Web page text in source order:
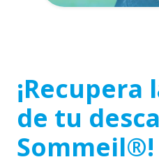
¡Recupera
de tu
Sommeil®!